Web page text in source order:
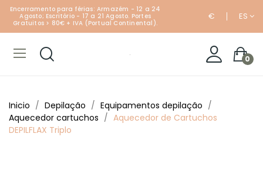
Encerramento para férias: Armazém - 12 a 24
Agosto; Escritório - 17 a 21 Agosto. Portes
Gratuitos > 80€ + IVA (Portual Continental).
€ ES
0
Inicio Depilação
Equipamentos depilação
Aquecedor cartuchos
Aquecedor de Cartuchos
DEPILFLAX Triplo